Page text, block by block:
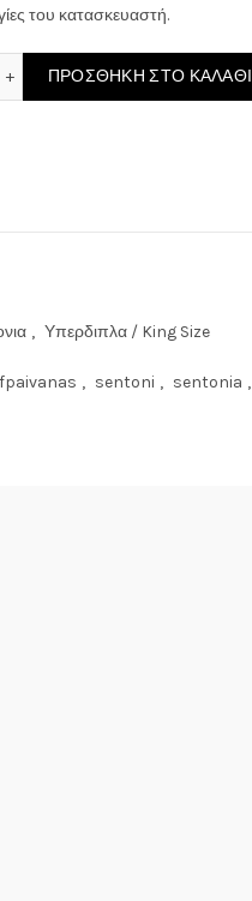
του κατασκευαστή.
ΠΡΟΣΘΉΚΗ ΣΤΟ ΚΑΛΆΘΙ
, Υπερδιπλα / King Size
, sentoni , sentonia ,